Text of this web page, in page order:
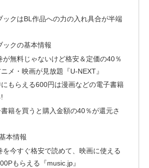
ックはBL作品への力の入れ具合が半端
ックの基本情報
が無料じゃないけど格安＆定価の40％
メ・映画が見放題『U-NEXT』
もらえる600円は漫画などの電子書籍
籍を買うと購入金額の40％が還元さ
本情報
を今すぐ格安で読めて、映画に使える
もらえる『music.jp』